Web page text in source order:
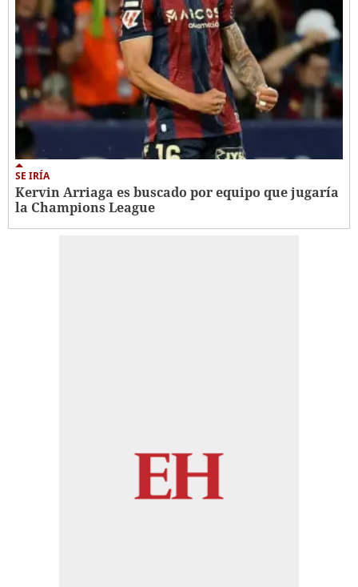
SE IRÍA
Kervin Arriaga es buscado por equipo que jugaría
la Champions League